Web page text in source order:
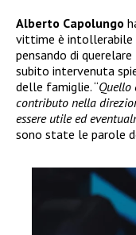
Alberto Capolungo
vittime è intollerabile
pensando di querelare
subito intervenuta
delle famiglie. “Quello
contributo nella
essere utile ed
sono state le parole